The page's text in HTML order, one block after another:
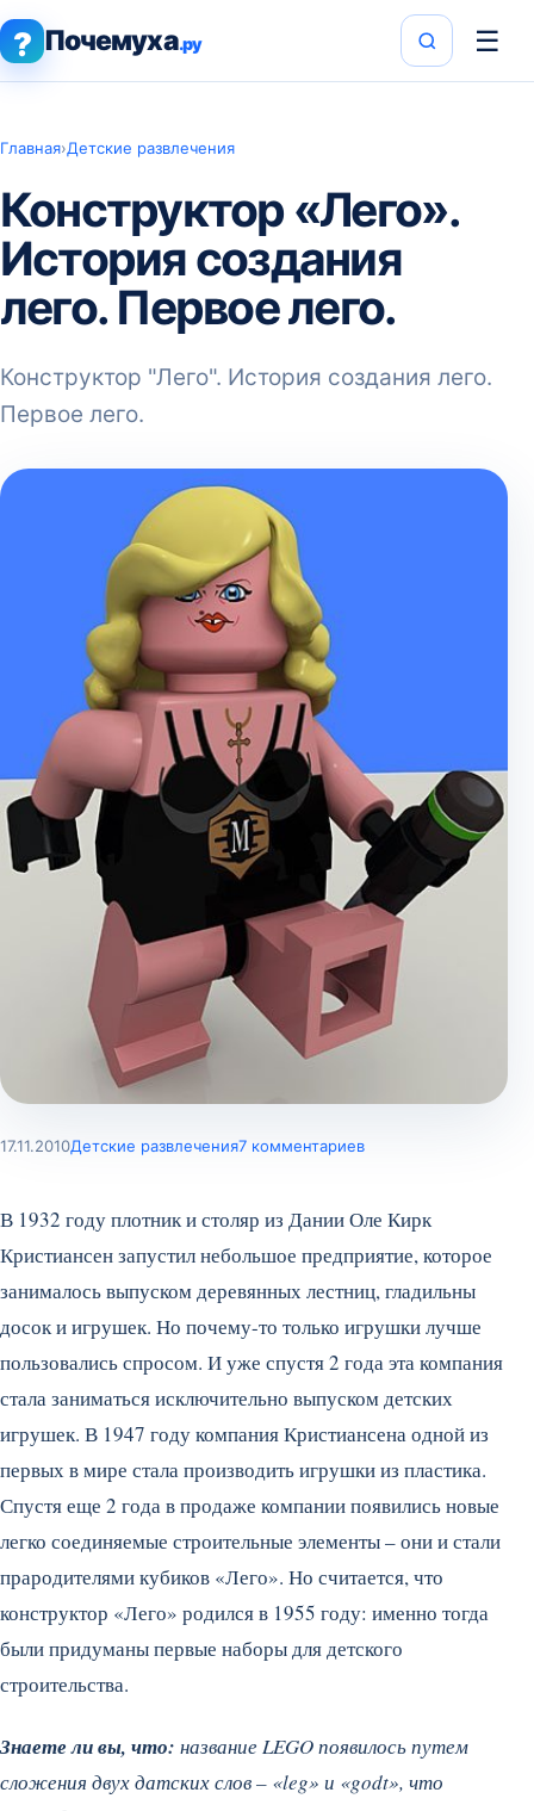
? Почемуха.ру ☰
Главная›Детские развлечения
Конструктор «Лего».
История создания
лего. Первое лего.
Конструктор "Лего". История создания лего.
Первое лего.
17.11.2010Детские развлечения7 комментариев
В 1932 году плотник и столяр из Дании Оле Кирк
Кристиансен запустил небольшое предприятие, которое
занималось выпуском деревянных лестниц, гладильны
досок и игрушек. Но почему-то только игрушки лучше
пользовались спросом. И уже спустя 2 года эта компания
стала заниматься исключительно выпуском детских
игрушек. В 1947 году компания Кристиансена одной из
первых в мире стала производить игрушки из пластика.
Спустя еще 2 года в продаже компании появились новые
легко соединяемые строительные элементы – они и стали
прародителями кубиков «Лего». Но считается, что
конструктор «Лего» родился в 1955 году: именно тогда
были придуманы первые наборы для детского
строительства.
Знаете ли вы, что: название LEGO появилось путем
сложения двух датских слов – «leg» и «godt», что